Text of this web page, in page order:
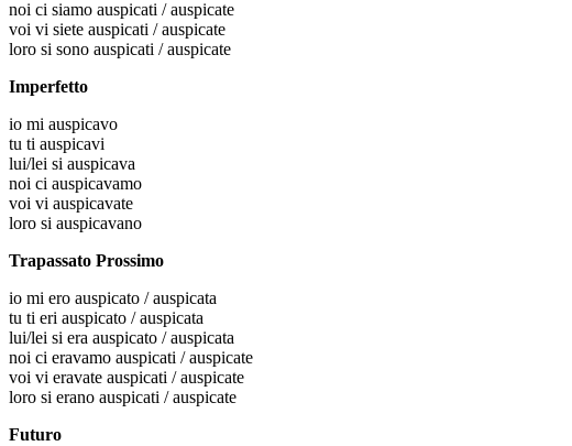
noi ci siamo auspicati / auspicate
voi vi siete auspicati / auspicate
loro si sono auspicati / auspicate
Imperfetto
io mi auspicavo
tu ti auspicavi
lui/lei si auspicava
noi ci auspicavamo
voi vi auspicavate
loro si auspicavano
Trapassato Prossimo
io mi ero auspicato / auspicata
tu ti eri auspicato / auspicata
lui/lei si era auspicato / auspicata
noi ci eravamo auspicati / auspicate
voi vi eravate auspicati / auspicate
loro si erano auspicati / auspicate
Futuro